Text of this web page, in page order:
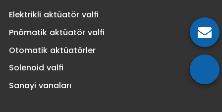
Elektrikli aktüatör valfi
Pnömatik aktüatör valfi
Otomatik aktüatörler
Solenoid valfi
Sanayi vanaları